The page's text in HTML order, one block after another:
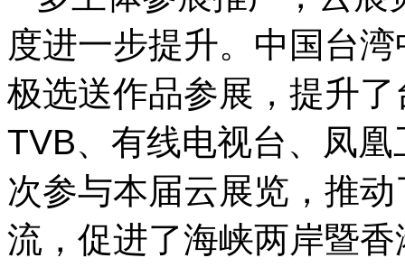
度进一步提升。中国台
极选送作品参展，提升
TVB、有线电视台、凤
次参与本届云展览，推
流，促进了海峡两岸暨